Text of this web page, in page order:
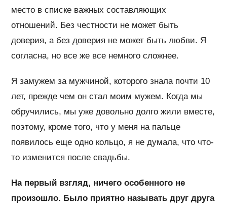
место в списке важных составляющих
отношений. Без честности не может быть
доверия, а без доверия не может быть любви. Я
согласна, но все же все немного сложнее.
Я замужем за мужчиной, которого знала почти 10
лет, прежде чем он стал моим мужем. Когда мы
обручились, мы уже довольно долго жили вместе,
поэтому, кроме того, что у меня на пальце
появилось еще одно кольцо, я не думала, что что-
то изменится после свадьбы.
На первый взгляд, ничего особенного не
произошло. Было приятно называть друг друга